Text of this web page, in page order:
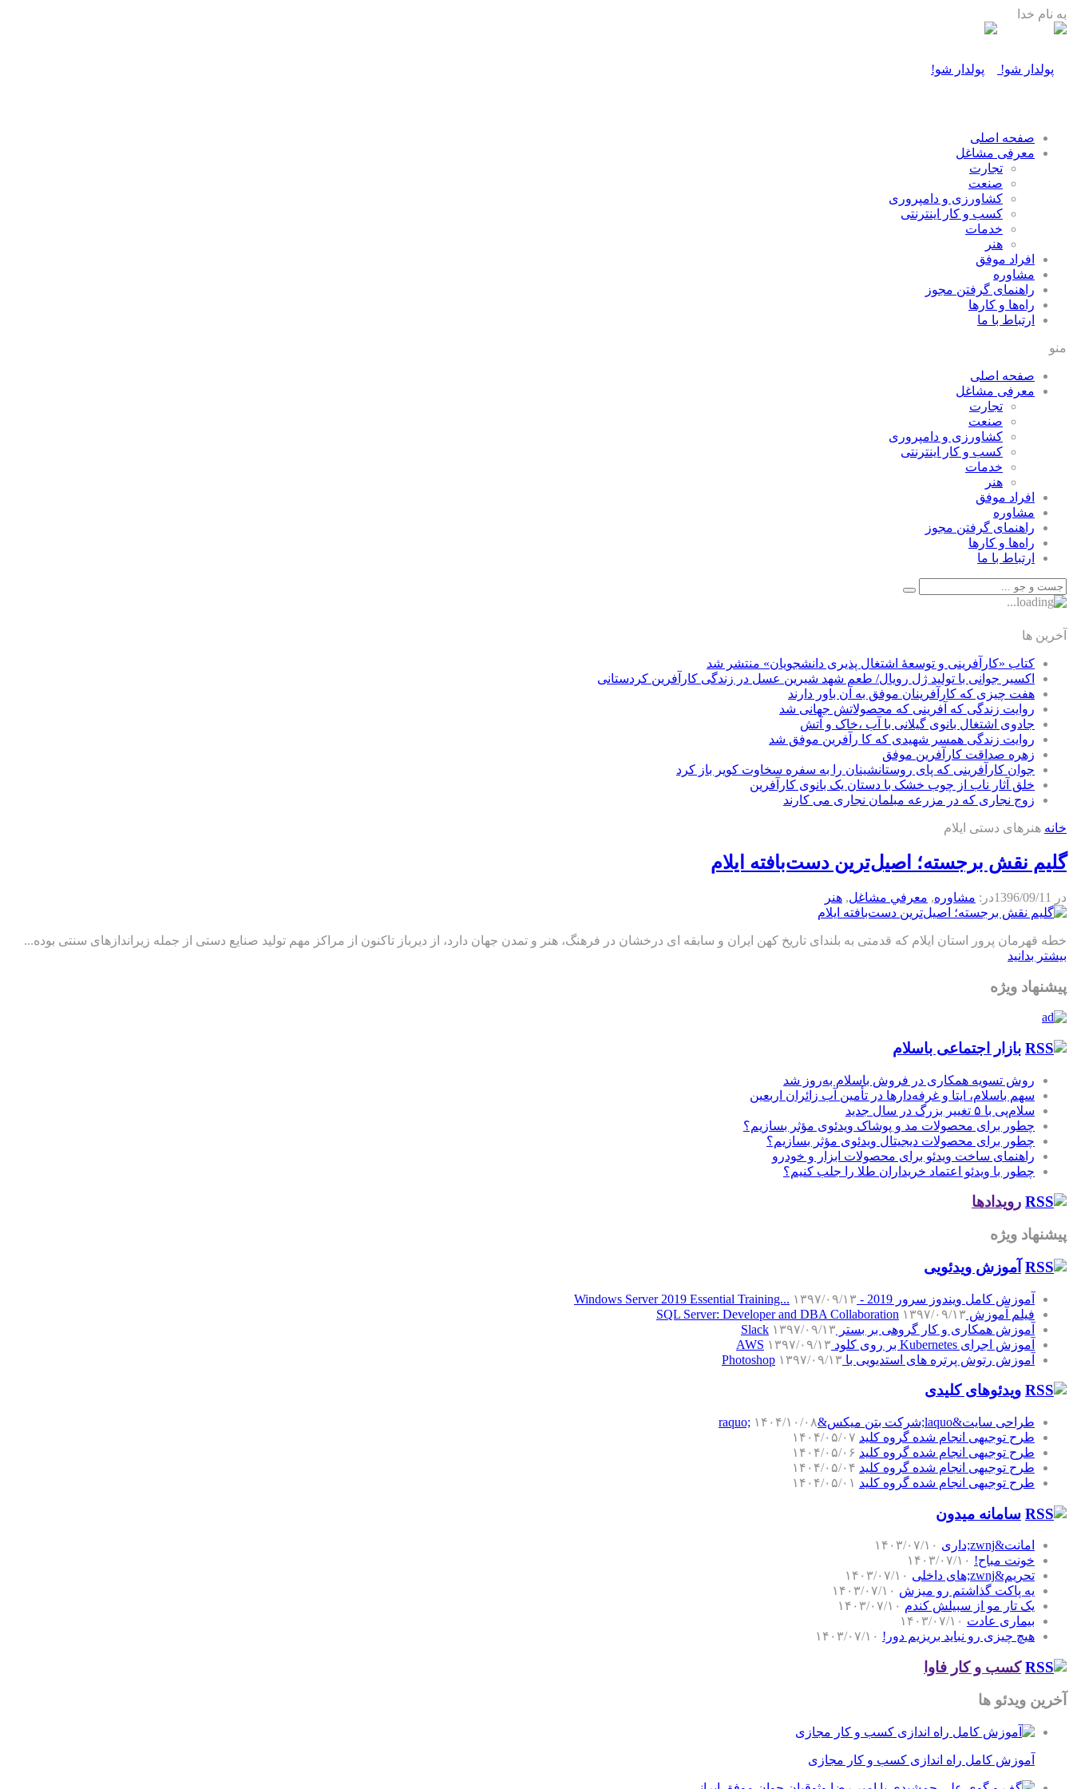
به نام خدا
صفحه اصلی
معرفی مشاغل
تجارت
صنعت
كشاورزی و دامپروری
كسب و كار اينترنتی
خدمات
هنر
افراد موفق
مشاوره
راهنمای گرفتن مجوز
راه‌ها و كارها
ارتباط با ما
منو
صفحه اصلی
معرفی مشاغل
تجارت
صنعت
كشاورزی و دامپروری
كسب و كار اينترنتی
خدمات
هنر
افراد موفق
مشاوره
راهنمای گرفتن مجوز
راه‌ها و كارها
ارتباط با ما
آخرین ها
کتاب «کارآفرینی و توسعۀ اشتغال پذیری دانشجویان» منتشر شد
اکسیر جوانی با تولید ژل رویال/ طعم شهد شیرین عسل‌ در زندگی کارآفرین کردستانی
هفت چیزی که کارآفرینان موفق به آن باور دارند
روایت زندگی که آفرینی که محصولاتش جهانی شد
جادوی اشتغال بانوی گیلانی با آب ،خاک و آتش
روایت زندگی همسر شهیدی که کا رآفرین موفق شد
زهره صداقت کارآفرین موفق
جوان کارآفرینی که پای روستانشینان را به سفره سخاوت کویر باز کرد
خلق آثار ناب از چوب خشک با دستان یک بانوی کارآفرین
زوج نجاری که در مزرعه مبلمان نجاری می کارند
خانه هنرهای دستی ایلام
گلیم نقش برجسته؛ اصیل‌ترین دست‌بافته ایلام
در 1396/09/11در: مشاوره, معرفي مشاغل, هنر
خطه قهرمان پرور استان ایلام که قدمتی به بلندای تاریخ کهن ایران و سابقه ای درخشان در فرهنگ، هنر و تمدن جهان دارد، از دیرباز تاکنون از مراکز مهم تولید صنایع دستی از جمله زیراندازهای سنتی بوده...
بیشتر بدانید
پیشنهاد ویژه
بازار اجتماعی باسلام
روش تسویه همکاری در فروش باسلام به‌روز شد
سهم باسلام، ایتا و غرفه‌دارها در تأمین آب زائران اربعین
سلام‌پی با ۵ تغییر بزرگ در سال جدید
چطور برای محصولات مد و پوشاک ویدئوی مؤثر بسازیم؟
چطور برای محصولات دیجیتال ویدئوی مؤثر بسازیم؟
راهنمای ساخت ویدئو برای محصولات ابزار و خودرو
چطور با ویدئو اعتماد خریداران طلا را جلب کنیم؟
رویدادها
پیشنهاد ویژه
آموزش‌ ویدئویی
آموزش کامل ویندوز سرور 2019 - Windows Server 2019 Essential Training...
۱۳۹۷/۰۹/۱۳
فیلم آموزش SQL Server: Developer and DBA Collaboration ۱۳۹۷/۰۹/۱۳
آموزش همکاری و کار گروهی بر بستر Slack ۱۳۹۷/۰۹/۱۳
آموزش اجرای Kubernetes بر روی کلود AWS
۱۳۹۷/۰۹/۱۳
آموزش رتوش پرتره های استدیویی با Photoshop ۱۳۹۷/۰۹/۱۳
ویدئوهای کلیدی
طراحی سایت&laquo;شرکت بتن میکس&raquo;
۱۴۰۴/۱۰/۰۸
طرح توجیهی انجام شده گروه کلید ۱۴۰۴/۰۵/۰۷
طرح توجیهی انجام شده گروه کلید ۱۴۰۴/۰۵/۰۶
طرح توجیهی انجام شده گروه کلید ۱۴۰۴/۰۵/۰۴
طرح توجیهی انجام شده گروه کلید ۱۴۰۴/۰۵/۰۱
سامانه میدون
امانت&zwnj;داری
۱۴۰۳/۰۷/۱۰
خونت مباح! ۱۴۰۳/۰۷/۱۰
تحریم&zwnj;های داخلی
۱۴۰۳/۰۷/۱۰
یه پاکت گذاشتم رو میزش ۱۴۰۳/۰۷/۱۰
یک تار مو از سبیلش کندم ۱۴۰۳/۰۷/۱۰
بیماری عادت ۱۴۰۳/۰۷/۱۰
هیچ چیزی رو نباید بریزیم دور! ۱۴۰۳/۰۷/۱۰
کسب و کار فاوا
آخرین ویدئو ها
آموزش کامل راه اندازی کسب و کار مجازی